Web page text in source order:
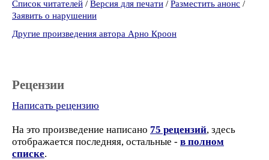
Список читателей / Версия для печати / Разместить анонс /
Заявить о нарушении
Другие произведения автора Арно Кроон
Рецензии
Написать рецензию
На это произведение написано 75 рецензий, здесь
отображается последняя, остальные - в полном
списке.